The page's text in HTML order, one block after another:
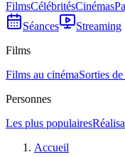
FilmsCélébritésCinémas
Séances
Streaming
Films
Films au cinémaSorties
Personnes
Les plus populaires
Accueil